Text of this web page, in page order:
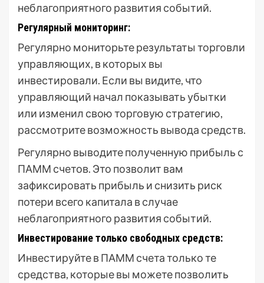
неблагоприятного развития событий.
Регулярный мониторинг:
Регулярно мониторьте результаты торговли
управляющих, в которых вы
инвестировали. Если вы видите, что
управляющий начал показывать убытки
или изменил свою торговую стратегию,
рассмотрите возможность вывода средств.
Регулярно выводите полученную прибыль с
ПАММ счетов. Это позволит вам
зафиксировать прибыль и снизить риск
потери всего капитала в случае
неблагоприятного развития событий.
Инвестирование только свободных средств:
Инвестируйте в ПАММ счета только те
средства, которые вы можете позволить